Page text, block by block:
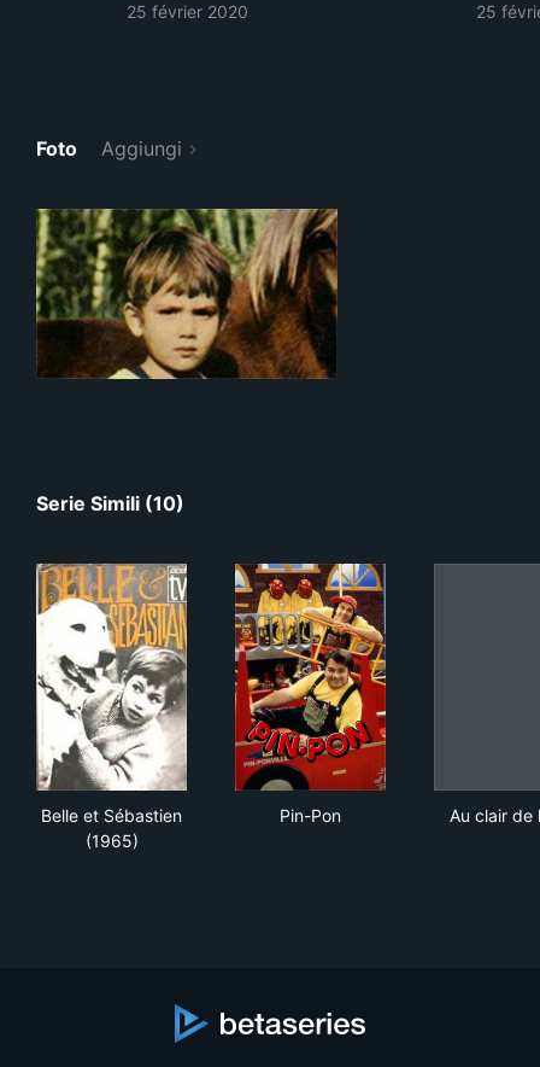
25 février 2020
25
Foto Aggiungi
Serie Simili (10)
Belle et Sébastien
(1965)
Pin-Pon Au clair de